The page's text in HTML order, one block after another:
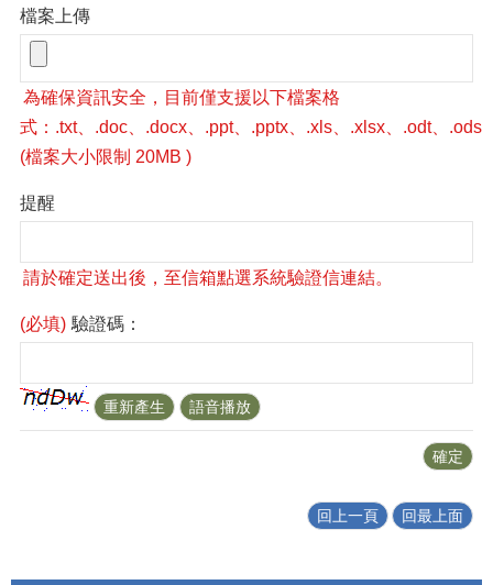
檔案上傳
提醒
(必填) 驗證碼：
回上一頁 回最上面